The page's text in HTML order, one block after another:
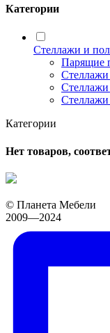
Категории
Стеллажи и
Парящие
Стеллажи
Категории
Нет товаров,
© Планета Мебели
2009—2024